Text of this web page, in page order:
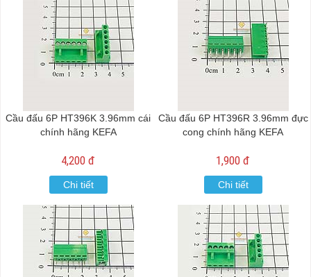
Cầu đấu 6P HT396K 3.96mm cái
chính hãng KEFA
4,200 đ
Chi tiết
Cầu đấu 6P HT396R 3.96mm đực
cong chính hãng KEFA
1,900 đ
Chi tiết